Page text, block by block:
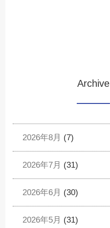
Archive
2026年8月 (7)
2026年7月 (31)
2026年6月 (30)
2026年5月 (31)